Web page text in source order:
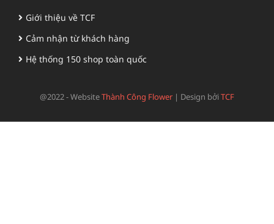
Giới thiệu về TCF
Cảm nhận từ khách hàng
Hệ thống 150 shop toàn quốc
@2022 - WebsiteThành Công Flower | Design bởiTCF